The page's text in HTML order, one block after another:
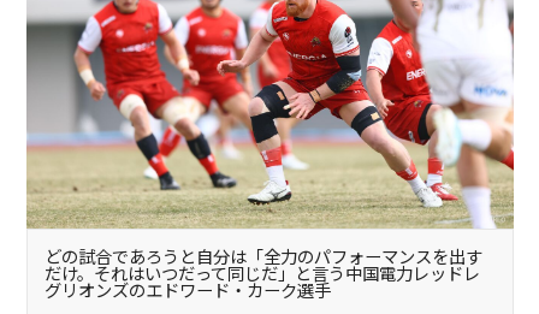
どの試合であろうと自分は「全力のパフォーマンスを出す
だけ。それはいつだって同じだ」と言う中国電力レッドレ
グリオンズのエドワード・カーク選手